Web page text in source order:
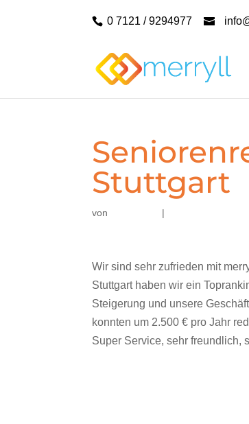
0 7121 / 9294977
Stuttgart
von |
Wir sind sehr zufrieden mit
Stuttgart haben wir ein
Steigerung und unsere
konnten um 2.500 € pro Jahr
Super Service, sehr freundlich,